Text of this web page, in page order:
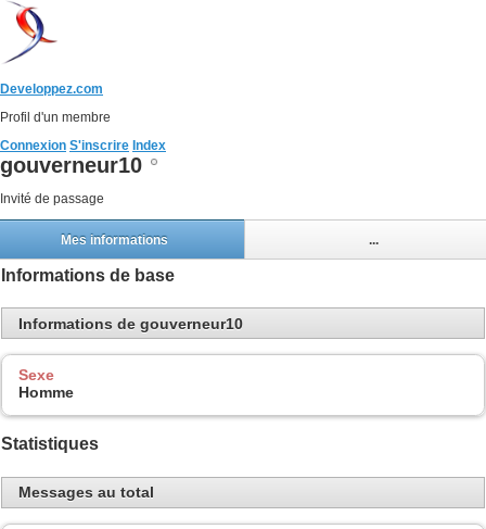
Developpez.com
Profil d'un membre
Connexion S'inscrire Index
gouverneur10
Invité de passage
Mes informations ...
Informations de base
Informations de gouverneur10
Sexe
Homme
Statistiques
Messages au total